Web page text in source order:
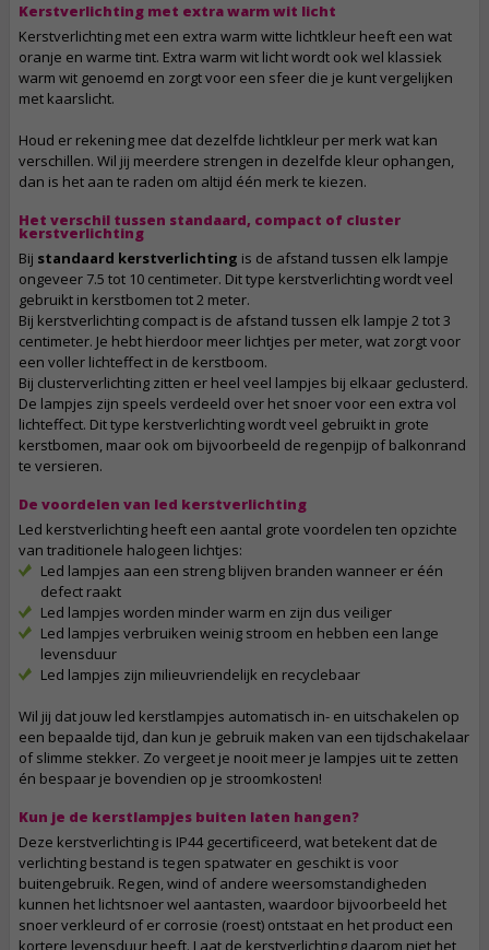
Kerstverlichting met extra warm wit licht
Kerstverlichting met een extra warm witte lichtkleur heeft een wat
oranje en warme tint. Extra warm wit licht wordt ook wel klassiek
warm wit genoemd en zorgt voor een sfeer die je kunt vergelijken
met kaarslicht.
Houd er rekening mee dat dezelfde lichtkleur per merk wat kan
verschillen. Wil jij meerdere strengen in dezelfde kleur ophangen,
dan is het aan te raden om altijd één merk te kiezen.
Het verschil tussen standaard, compact of cluster
kerstverlichting
Bij standaard kerstverlichting is de afstand tussen elk lampje
ongeveer 7.5 tot 10 centimeter. Dit type kerstverlichting wordt veel
gebruikt in kerstbomen tot 2 meter.
Bij kerstverlichting compact is de afstand tussen elk lampje 2 tot 3
centimeter. Je hebt hierdoor meer lichtjes per meter, wat zorgt voor
een voller lichteffect in de kerstboom.
Bij clusterverlichting zitten er heel veel lampjes bij elkaar geclusterd.
De lampjes zijn speels verdeeld over het snoer voor een extra vol
lichteffect. Dit type kerstverlichting wordt veel gebruikt in grote
kerstbomen, maar ook om bijvoorbeeld de regenpijp of balkonrand
te versieren.
De voordelen van led kerstverlichting
Led kerstverlichting heeft een aantal grote voordelen ten opzichte
van traditionele halogeen lichtjes:
Led lampjes aan een streng blijven branden wanneer er één
defect raakt
Led lampjes worden minder warm en zijn dus veiliger
Led lampjes verbruiken weinig stroom en hebben een lange
levensduur
Led lampjes zijn milieuvriendelijk en recyclebaar
Wil jij dat jouw led kerstlampjes automatisch in- en uitschakelen op
een bepaalde tijd, dan kun je gebruik maken van een tijdschakelaar
of slimme stekker. Zo vergeet je nooit meer je lampjes uit te zetten
én bespaar je bovendien op je stroomkosten!
Kun je de kerstlampjes buiten laten hangen?
Deze kerstverlichting is IP44 gecertificeerd, wat betekent dat de
verlichting bestand is tegen spatwater en geschikt is voor
buitengebruik. Regen, wind of andere weersomstandigheden
kunnen het lichtsnoer wel aantasten, waardoor bijvoorbeeld het
snoer verkleurd of er corrosie (roest) ontstaat en het product een
kortere levensduur heeft. Laat de kerstverlichting daarom niet het